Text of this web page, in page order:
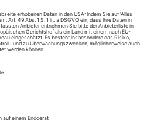
Alten Musik werden dem Tiroler
will. Fusion? Gerade weil man